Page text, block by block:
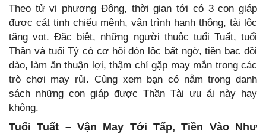
Theo tử vi phương Đông, thời gian tới có 3 con giáp
được cát tinh chiếu mệnh, vận trình hanh thông, tài lộc
tăng vọt. Đặc biệt, những người thuộc tuổi Tuất, tuổi
Thân và tuổi Tý có cơ hội đón lộc bất ngờ, tiền bạc dồi
dào, làm ăn thuận lợi, thậm chí gặp may mắn trong các
trò chơi may rủi. Cùng xem bạn có nằm trong danh
sách những con giáp được Thần Tài ưu ái này hay
không.
Tuổi Tuất – Vận May Tới Tấp, Tiền Vào Như